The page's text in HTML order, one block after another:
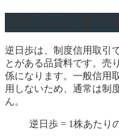
逆日歩は、制度信用取引
とがある品貸料です。売
係になります。一般信用
用しないため、通常は制
ん。
逆日歩 = 1株あたり